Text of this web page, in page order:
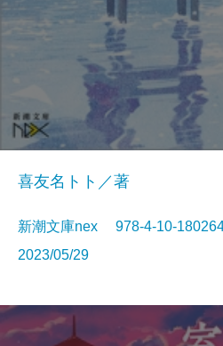
喜友名トト／著
新潮文庫nex 978-4-10-
2023/05/29